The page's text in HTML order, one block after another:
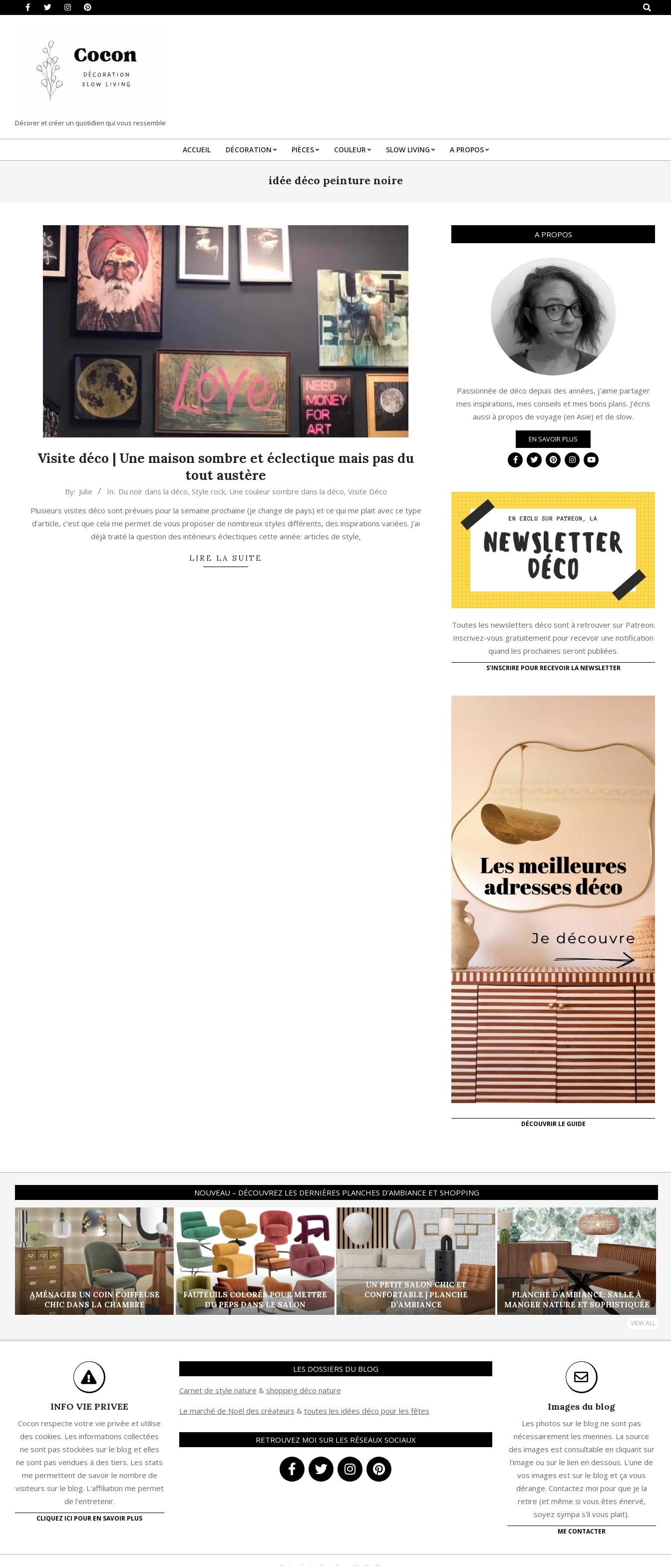
Search
COCON
|
DÉCORATION
Décorer et créer un quotidien qui vous ressemble
Primary
Menu
ACCUEIL DÉCORATION PIÈCES COULEUR SLOW LIVING A PROPOS
idée déco peinture noire
Visite déco | Une maison sombre et éclectique mais pas du
tout austère
09
By: Julie In: Du noir dans la déco, Style rock, Une couleur sombre dans la déco, Visite Déco
Plusieurs visites déco sont prévues pour la semaine prochaine (je change de pays) et ce qui me plait avec ce type
d’article, c’est que cela me permet de vous proposer de nombreux styles différents, des inspirations variées. J’ai
déjà traité la question des intérieurs éclectiques cette année: articles de style,
LIRE LA SUITE
A PROPOS
Passionnée de déco depuis des années, j'aime partager
mes inspirations, mes conseils et mes bons plans. J'écris
aussi à propos de voyage (en Asie) et de slow.
EN SAVOIR PLUS
Toutes les newsletters déco sont à retrouver sur Patreon.
Inscrivez-vous gratuitement pour recevoir une notification
quand les prochaines seront publiées.
S'INSCRIRE POUR RECEVOIR LA NEWSLETTER
DÉCOUVRIR LE GUIDE
NOUVEAU – DÉCOUVREZ LES DERNIÈRES PLANCHES D’AMBIANCE ET SHOPPING
AMÉNAGER UN COIN COIFFEUSE
CHIC DANS LA CHAMBRE
FAUTEUILS COLORÉS POUR METTRE
DU PEPS DANS LE SALON
UN PETIT SALON CHIC ET
CONFORTABLE | PLANCHE
D’AMBIANCE
PLANCHE D’AMBIANCE: SALLE À
MANGER NATURE ET SOPHISTIQUÉE
VIEW ALL
INFO VIE PRIVEE
Cocon respecte votre vie privée et utilise
des cookies. Les informations collectées
ne sont pas stockées sur le blog et elles
ne sont pas vendues à des tiers. Les stats
me permettent de savoir le nombre de
visiteurs sur le blog. L'affiliation me permet
de l'entretenir.
CLIQUEZ ICI POUR EN SAVOIR PLUS
LES DOSSIERS DU BLOG
Carnet de style nature & shopping déco nature
Le marché de Noël des créateurs & toutes les idées déco pour les fêtes
RETROUVEZ MOI SUR LES RÉSEAUX SOCIAUX
Images du blog
Les photos sur le blog ne sont pas
nécessairement les miennes. La source
des images est consultable en cliquant sur
l'image ou sur le lien en dessous. L'une de
vos images est sur le blog et ça vous
dérange. Contactez moi pour que je la
retire (et même si vous êtes énervé,
soyez sympa s'il vous plait).
ME CONTACTER